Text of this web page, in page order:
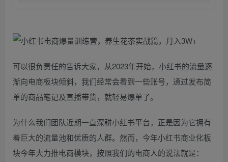
可以很负责任的告诉大家，从2023年开始，小红书的流量逐
渐向电商板块倾斜，我们经常会看到一些账号，通过发布简
单的商品笔记及直播带货，就轻易爆单了。
为什么我们团队近期一直深耕小红书平台，正是因为它拥有
着巨大的流量池和优质的人群。然而，今年小红书商业化板
块今年大力推电商模块，按照我们的电商人的说法就是：